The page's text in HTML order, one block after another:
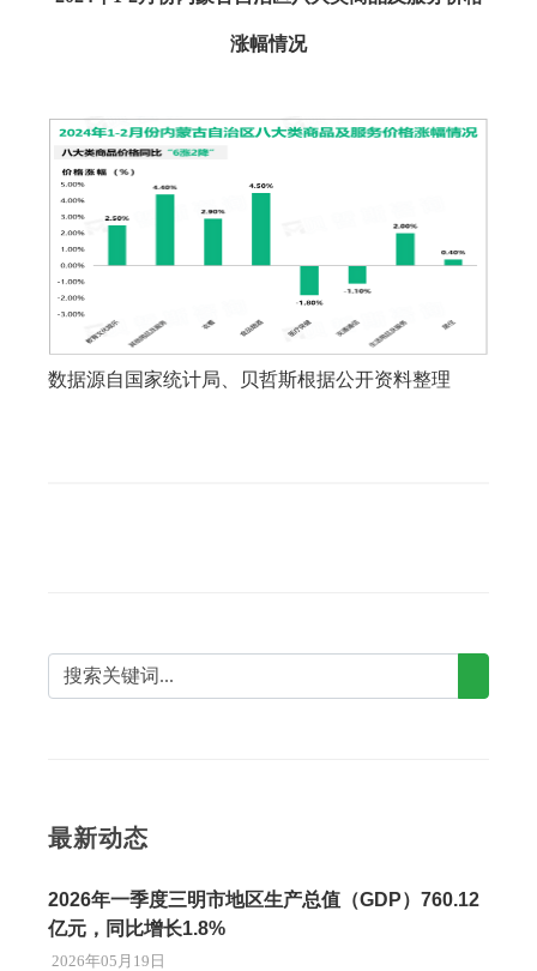
涨幅情况
数据源自国家统计局、贝哲斯根据公开资料整理
最新动态
2026年一季度三明市地区生产总值（GDP）760.12
亿元，同比增长1.8%
2026年05月19日